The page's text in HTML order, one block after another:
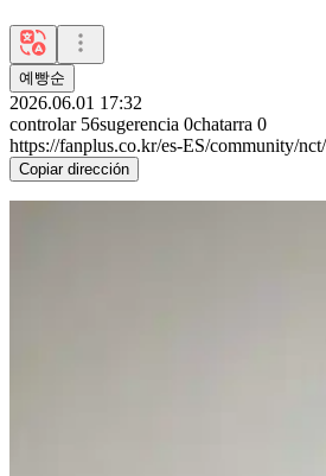
예빵순
2026.06.01 17:32
controlar 56sugerencia 0chatarra 0
https://fanplus.co.kr/es-ES/community/
Copiar dirección